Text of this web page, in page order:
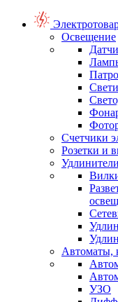
Освещение
Счетчики
Розетки и
Автоматы,
УЗО